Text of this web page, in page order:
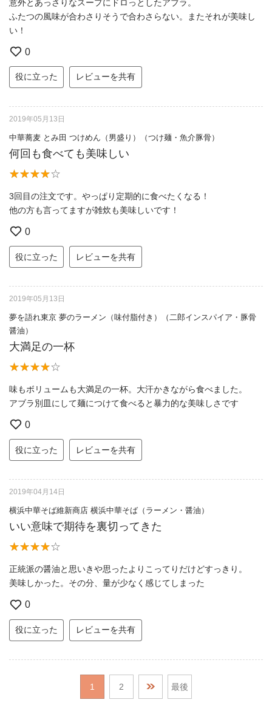
意外とあっさりなスープにドロっとしたアブラ。
ふたつの風味が合わさりそうで合わさらない。またそれが美味し
い！
0
役に立った レビューを共有
2019年05月13日
中華蕎麦 とみ田 つけめん（男盛り）（つけ麺・魚介豚骨）
何回も食べても美味しい
3回目の注文です。やっぱり定期的に食べたくなる！
他の方も言ってますが雑炊も美味しいです！
0
役に立った レビューを共有
2019年05月13日
夢を語れ東京 夢のラーメン（味付脂付き）（二郎インスパイア・豚骨
醤油）
大満足の一杯
味もボリュームも大満足の一杯。大汗かきながら食べました。
アブラ別皿にして麺につけて食べると暴力的な美味しさです
0
役に立った レビューを共有
2019年04月14日
横浜中華そば維新商店 横浜中華そば（ラーメン・醤油）
いい意味で期待を裏切ってきた
正統派の醤油と思いきや思ったよりこってりだけどすっきり。
美味しかった。その分、量が少なく感じてしまった
0
役に立った レビューを共有
1 2 最後